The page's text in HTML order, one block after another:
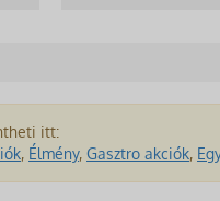
itt:
, Élmény, Gasztro akciók,